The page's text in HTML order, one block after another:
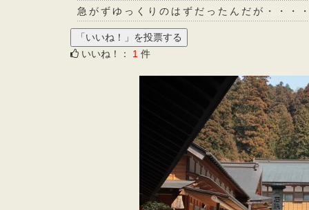
急がずゆっくりのはずだったんだが・・・
いいね！： 1 件